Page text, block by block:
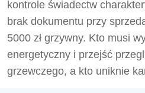
kontrole świadectw
brak dokumentu przy
5000 zł grzywny. Kto musi
energetyczny i przejść
grzewczego, a kto uniknie